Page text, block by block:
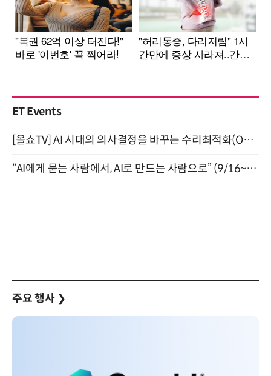
ET Events
[올쇼TV] AI 시대의 의사결정을 바꾸는 수리최적화(Optimization) 소개 (8/20 생방송)
“AI에게 묻는 사람에서, AI로 만드는 사람으로” (9/16~17)
주요 행사 ❯